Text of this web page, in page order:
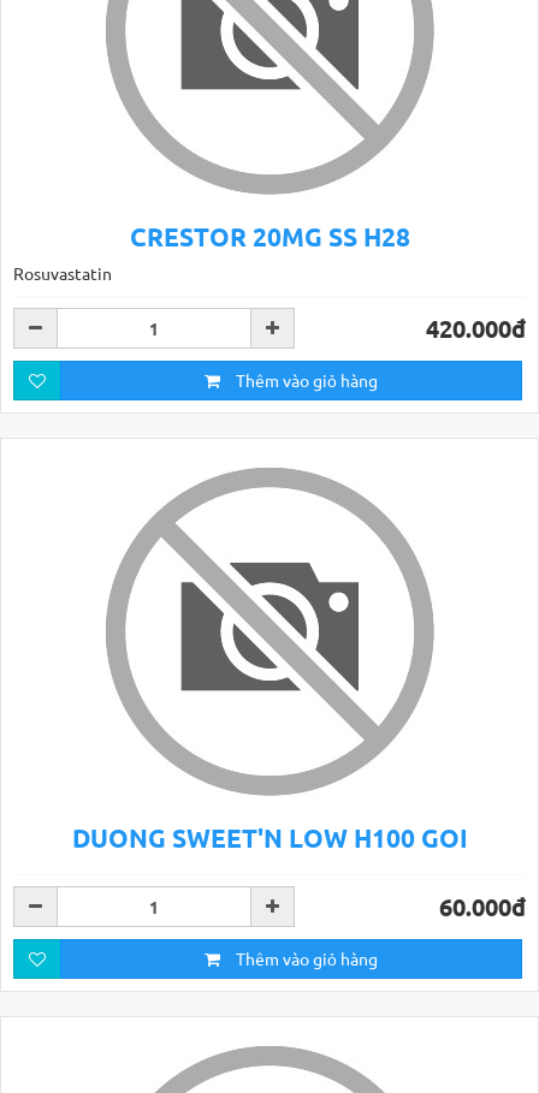
CRESTOR 20MG SS H28
Rosuvastatin
420.000đ
Thêm vào giỏ hàng
DUONG SWEET'N LOW H100 GOI
60.000đ
Thêm vào giỏ hàng